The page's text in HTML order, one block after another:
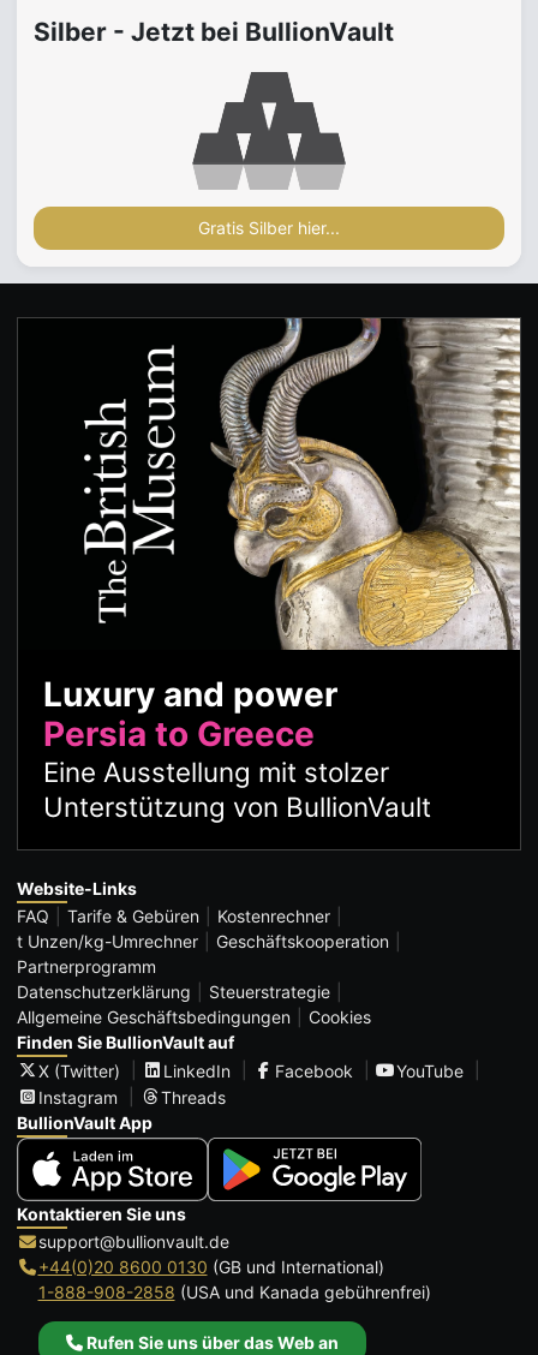
Silber - Jetzt bei BullionVault
Gratis Silber hier...
Luxury and power
Persia to Greece
Eine Ausstellung mit stolzer
Unterstützung von BullionVault
Website-Links
FAQ
Tarife & Gebüren
Kostenrechner
t Unzen/kg-Umrechner
Geschäftskooperation
Partnerprogramm
Datenschutzerklärung
Steuerstrategie
Allgemeine Geschäftsbedingungen
Cookies
Finden Sie BullionVault auf
X (Twitter)
LinkedIn Facebook
YouTube
Instagram
Threads
BullionVault App
Kontaktieren Sie uns
support@bullionvault.de
+44(0)20 8600 0130 (GB und International)
1-888-908-2858 (USA und Kanada gebührenfrei)
Rufen Sie uns über das Web an